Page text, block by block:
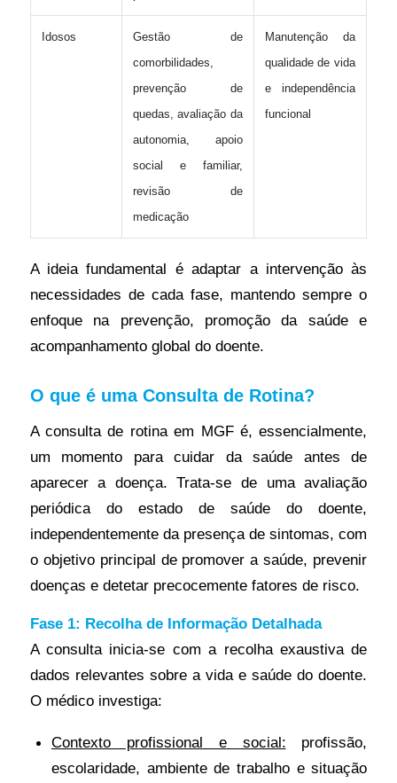
Idosos
Gestão de
comorbilidades,
prevenção de
quedas, avaliação da
autonomia, apoio
social e familiar,
revisão de
medicação
Manutenção da
qualidade de vida
e independência
funcional
A ideia fundamental é adaptar a intervenção às
necessidades de cada fase, mantendo sempre o
enfoque na prevenção, promoção da saúde e
acompanhamento global do doente.
O que é uma Consulta de Rotina?
A consulta de rotina em MGF é, essencialmente,
um momento para cuidar da saúde antes de
aparecer a doença. Trata-se de uma avaliação
periódica do estado de saúde do doente,
independentemente da presença de sintomas, com
o objetivo principal de promover a saúde, prevenir
doenças e detetar precocemente fatores de risco.
Fase 1: Recolha de Informação Detalhada
A consulta inicia-se com a recolha exaustiva de
dados relevantes sobre a vida e saúde do doente.
O médico investiga:
Contexto profissional e social: profissão,
escolaridade, ambiente de trabalho e situação